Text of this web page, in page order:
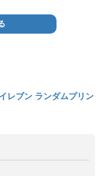
レブン ランダムプリン